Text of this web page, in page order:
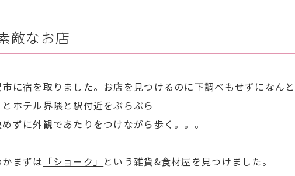
敵なお店
に宿を取りました。お店を見つけるのに下調べもせずになん
ホテル界隈と駅付近をぶらぶら
ずに外観であたりをつけながら歩く。。。
まずは 「ショーク」 という雑貨&食材屋を見つけました。